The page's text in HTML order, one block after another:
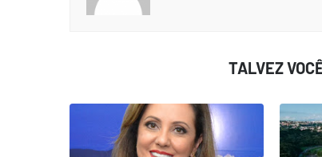
TALVEZ